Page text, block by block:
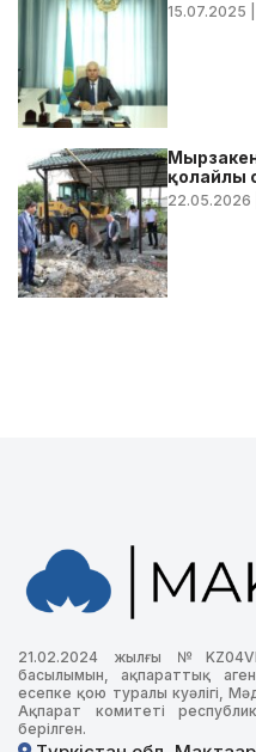
15.07.2025
қолайлы
22.05.2026
21.02.2024 жылғы
басылымын, ақпараттық
есепке қою туралы куәлігі,
Ақпарат комитеті
берілген.